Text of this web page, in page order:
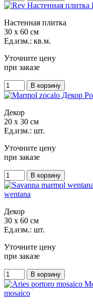
Настенная плитка
30 x 60 см
Ед.изм.: кв.м.
Уточните цену
при заказе
Декор
20 x 30 см
Ед.изм.: шт.
Уточните цену
при заказе
wentana
Декор
30 x 60 см
Ед.изм.: шт.
Уточните цену
при заказе
mosaico